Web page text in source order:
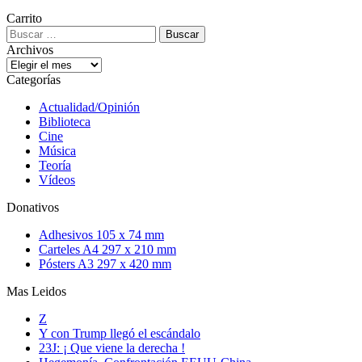
Carrito
Buscar:
Archivos
Archivos
Categorías
Actualidad/Opinión
Biblioteca
Cine
Música
Teoría
Vídeos
Donativos
Adhesivos 105 x 74 mm
Carteles A4 297 x 210 mm
Pósters A3 297 x 420 mm
Mas Leidos
Z
Y con Trump llegó el escándalo
23J: ¡ Que viene la derecha !